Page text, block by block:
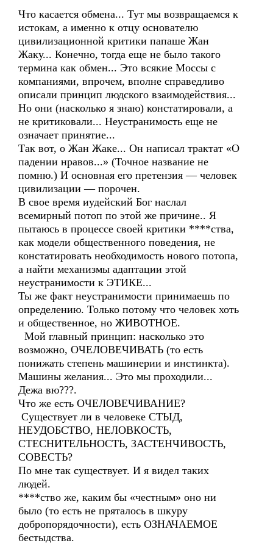
Что касается обмена... Тут мы возвращаемся к
истокам, а именно к отцу основателю
цивилизационной критики папаше Жан
Жаку... Конечно, тогда еще не было такого
термина как обмен... Это всякие Моссы с
компаниями, впрочем, вполне справедливо
описали принцип людского взаимодействия...
Но они (насколько я знаю) констатировали, а
не критиковали... Неустранимость еще не
означает принятие...
Так вот, о Жан Жаке... Он написал трактат «О
падении нравов...» (Точное название не
помню.) И основная его претензия — человек
цивилизации — порочен.
В свое время иудейский Бог наслал
всемирный потоп по этой же причине.. Я
пытаюсь в процессе своей критики ****ства,
как модели общественного поведения, не
констатировать необходимость нового потопа,
а найти механизмы адаптации этой
неустранимости к ЭТИКЕ...
Ты же факт неустранимости принимаешь по
определению. Только потому что человек хоть
и общественное, но ЖИВОТНОЕ.
Мой главный принцип: насколько это
возможно, ОЧЕЛОВЕЧИВАТЬ (то есть
понижать степень машинерии и инстинкта).
Машины желания... Это мы проходили...
Дежа вю???.
Что же есть ОЧЕЛОВЕЧИВАНИЕ?
Существует ли в человеке СТЫД,
НЕУДОБСТВО, НЕЛОВКОСТЬ,
СТЕСНИТЕЛЬНОСТЬ, ЗАСТЕНЧИВОСТЬ,
СОВЕСТЬ?
По мне так существует. И я видел таких
людей.
****ство же, каким бы «честным» оно ни
было (то есть не пряталось в шкуру
добропорядочности), есть ОЗНАЧАЕМОЕ
бестыдства.